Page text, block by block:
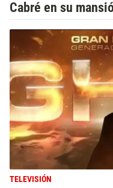
Cabré en su
TELEVISIÓN